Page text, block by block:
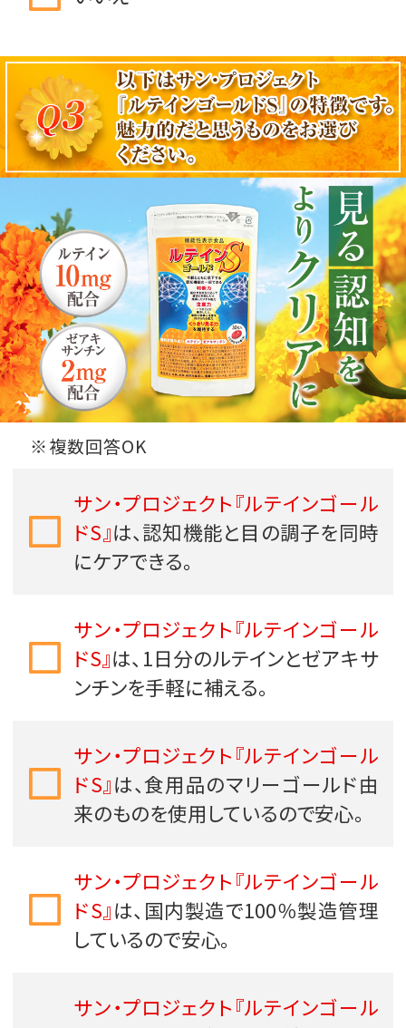
※複数回答OK
サン・プロジェクト『ルテインゴール
ドS』は、認知機能と目の調子を同時
にケアできる。
サン・プロジェクト『ルテインゴール
ドS』は、1日分のルテインとゼアキサ
ンチンを手軽に補える。
サン・プロジェクト『ルテインゴール
ドS』は、食用品のマリーゴールド由
来のものを使用しているので安心。
サン・プロジェクト『ルテインゴール
ドS』は、国内製造で100％製造管理
しているので安心。
サン・プロジェクト『ルテインゴール